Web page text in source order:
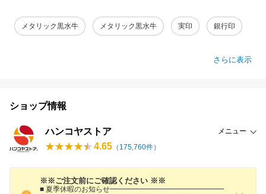
メタリック黒水牛 メタリック黒水牛 実印 銀行印
さらに表示
ショップ情報
ハンコヤストア メニュー
4.65 （ 175,760件）
※※ご注文前にご確認ください ※※
■ 夏季休暇のお知らせ━━━━━━━━━━━━━━━━